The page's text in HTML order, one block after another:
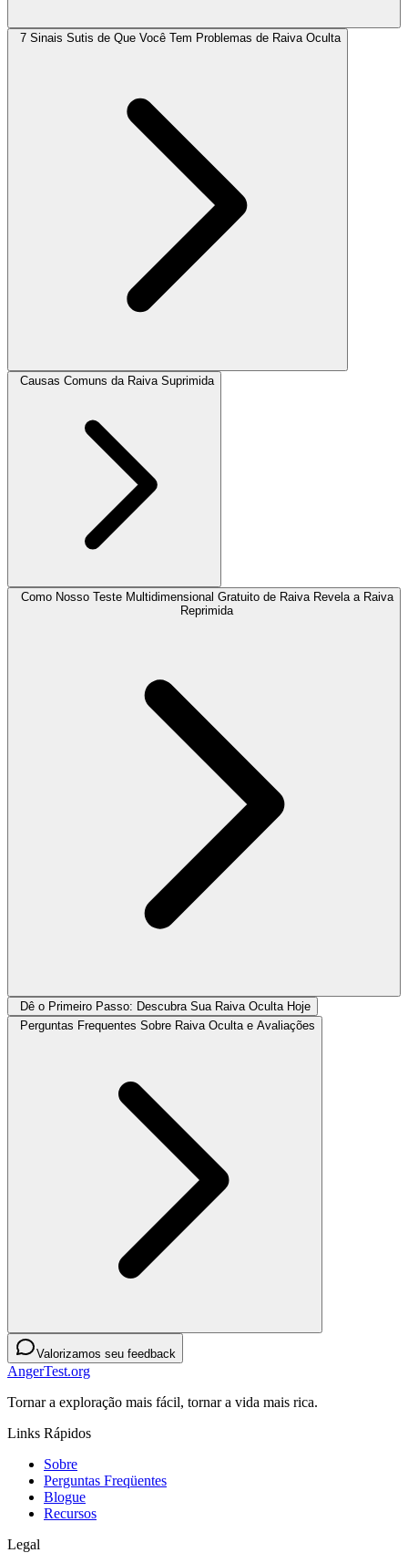
7 Sinais Sutis de Que Você Tem Problemas de Raiva Oculta
Causas Comuns da Raiva Suprimida
Como Nosso Teste Multidimensional Gratuito de Raiva Revela a Raiva
Reprimida
Dê o Primeiro Passo: Descubra Sua Raiva Oculta Hoje
Perguntas Frequentes Sobre Raiva Oculta e Avaliações
Valorizamos seu feedback
AngerTest.org
Tornar a exploração mais fácil, tornar a vida mais rica.
Links Rápidos
Sobre
Perguntas Freqüentes
Blogue
Recursos
Legal